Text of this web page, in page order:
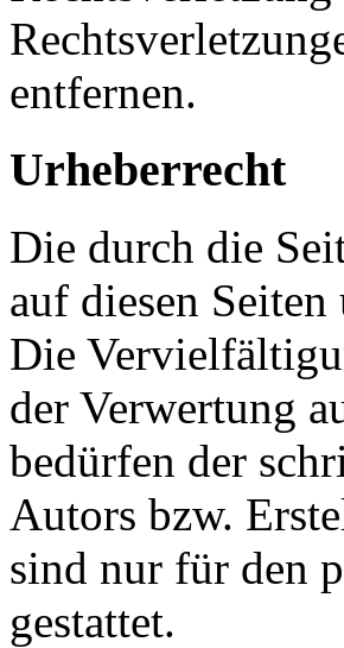
entfernen.
Urheberrecht
Die durch die
auf diesen
Die
der Verwertung
bedürfen der
Autors bzw.
sind nur für den
gestattet.